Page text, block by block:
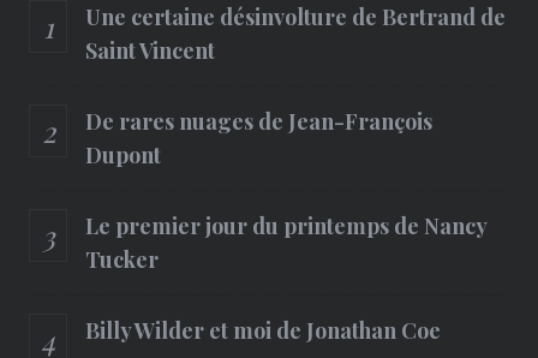
Une certaine désinvolture de Bertrand de
Saint Vincent
De rares nuages de Jean-François
Dupont
Le premier jour du printemps de Nancy
Tucker
Billy Wilder et moi de Jonathan Coe